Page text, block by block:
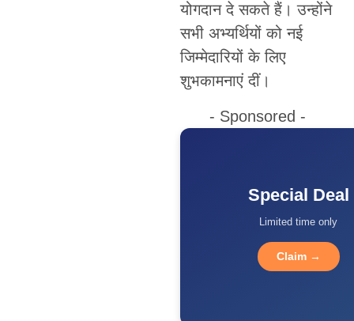
योगदान दे सकते हैं। उन्होंने
सभी अभ्यर्थियों को नई
जिम्मेदारियों के लिए
शुभकामनाएं दीं।
- Sponsored -
Special Deal
Limited time only
Claim →